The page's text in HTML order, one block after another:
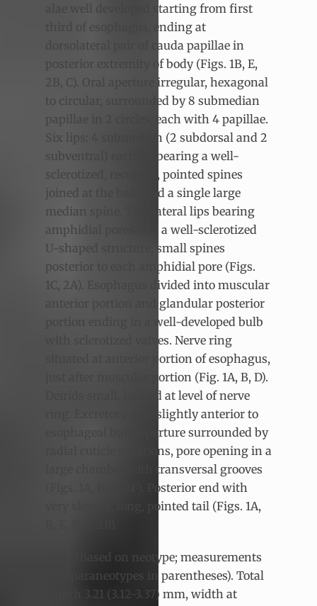
alae well developed starting from first
third of esophagus, ending at
dorsolateral pair of cauda papillae in
posterior extremity of body (Figs. 1B, E,
2B, C). Oral aperture irregular, hexagonal
to circular, surrounded by 8 submedian
papillae in 2 circles, each with 4 papillae.
Six lips: 4 submedian (2 subdorsal and 2
subventral) each lip bearing a well-
sclerotized, recurved, pointed spines
joined at the base and a single large
median spine. Two lateral lips bearing
amphidial pores and a well-sclerotized
U-shaped structure, small spines
posterior to each amphidial pore (Figs.
1C, 2A). Esophagus divided into muscular
anterior portion and glandular posterior
portion ending in a well-developed bulb
with sclerotized valves. Nerve ring
situated at anterior portion of esophagus,
just after muscular portion (Fig. 1A, B, D).
Deirids small, located at level of nerve
ring. Excretory pore slightly anterior to
esophageal bulb, aperture surrounded by
radial cuticle striations, pore opening in a
large chamber with transversal grooves
(Figs. 1A, B, D, 2F). Posterior end with
very slender, long, pointed tail (Figs. 1A,
Male (Based on neotype; measurements
of 11 paraneotypes in parentheses). Total
length 3.21 (3.12-3.37) mm, width at